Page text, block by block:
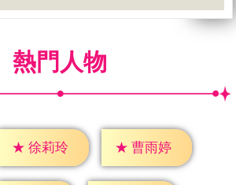
熱門人物
★ 徐莉玲 ★ 曹雨婷